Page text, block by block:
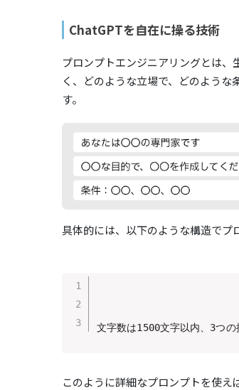
ChatGPTを自在に操る技術
プロンプトエンジニアリングとは
く、どのような立場で、どのよう
す。
具体的には、以下のような構造でプ
中小企業向けのDX推進提案書
文字数は1500文字以内、3つの
このように詳細なプロンプトを使